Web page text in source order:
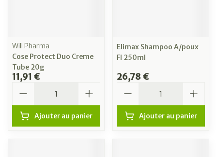
Will Pharma
Cose Protect Duo Creme
Tube 20g
11,91 €
Ajouter au panier
Elimax Shampoo A/poux
Fl 250ml
26,78 €
Ajouter au panier